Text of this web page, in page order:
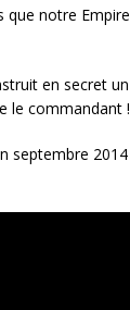
que notre
en secret
le commandant !
septembre